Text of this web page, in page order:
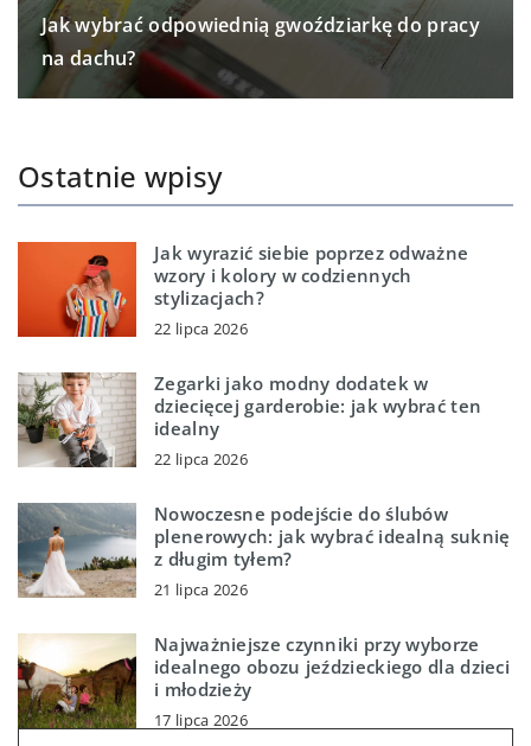
Jak wybrać odpowiednią gwoździarkę do pracy
na dachu?
Ostatnie wpisy
Jak wyrazić siebie poprzez odważne
wzory i kolory w codziennych
stylizacjach?
22 lipca 2026
Zegarki jako modny dodatek w
dziecięcej garderobie: jak wybrać ten
idealny
22 lipca 2026
Nowoczesne podejście do ślubów
plenerowych: jak wybrać idealną suknię
z długim tyłem?
21 lipca 2026
Najważniejsze czynniki przy wyborze
idealnego obozu jeździeckiego dla dzieci
i młodzieży
17 lipca 2026